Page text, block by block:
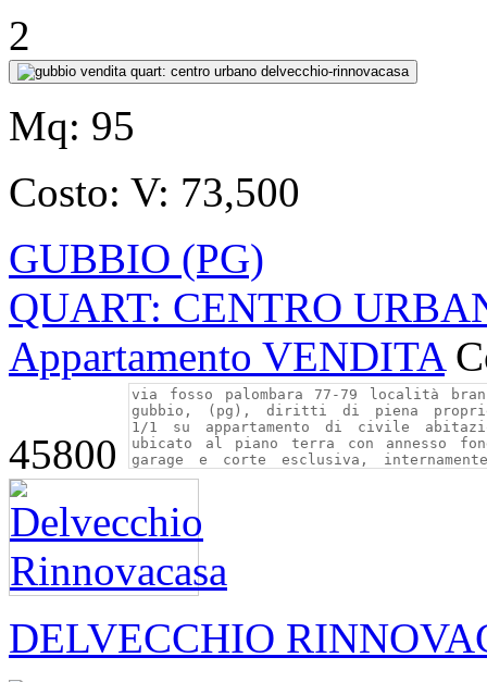
2
Mq: 95
Costo: V: 73,500
GUBBIO (PG)
QUART: CENTRO
Appartamento VENDITA
45800
DELVECCHIO